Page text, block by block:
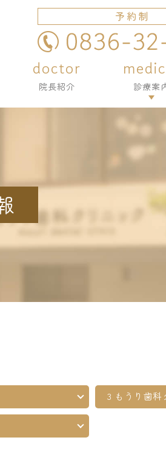
doctor
院長紹介 診療案
虫歯治
歯周病
小児矯
予防・メン
詰め物・
噛み合わ
doctor
院長紹介 診療案
虫歯治
歯周病治
小児歯科
小児矯
予防・メン
詰め物・
3 もうり歯科